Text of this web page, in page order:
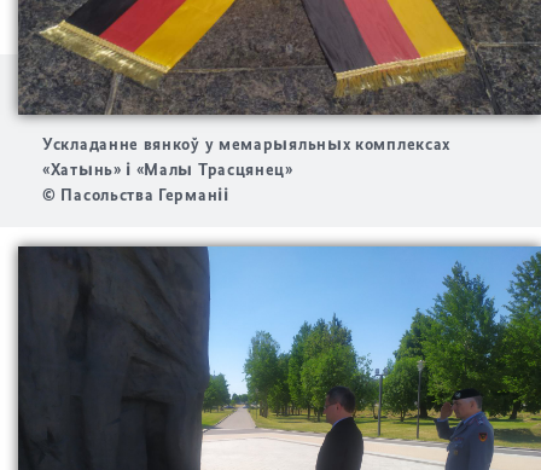
Ускладанне вянкоў у мемарыяльных комплексах
«Хатынь» і «Малы Трасцянец»
© Пасольства Германіі